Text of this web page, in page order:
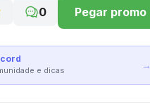
0 Pegar promo
e dicas →